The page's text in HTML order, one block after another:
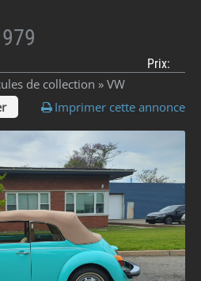
Prix:
de collection » VW
Imprimer cette annonce